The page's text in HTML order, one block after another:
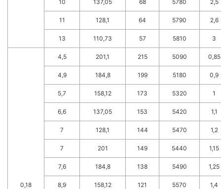
10 137,05 68 5780 2,5
11 128,1 64 5790 2,6
13 110,73 57 5810 3
0,18
4,5 201,1 215 5090 0,85
4,9 184,8 199 5180 0,9
5,7 158,12 173 5320 1
6,6 137,05 153 5420 1,1
7 128,1 144 5470 1,2
7 201 149 5440 1,15
7,6 184,8 138 5490 1,25
8,9 158,12 121 5570 1,4